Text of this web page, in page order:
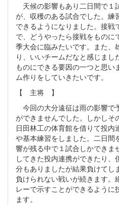
天候の影響もあり二日間で１
が、収穫のある試合でした。練
できるようになりました。接戦
で、どうやったら接戦をものに
季大会に臨みたいです。また、
り、いいチームだなと感じま
ものにできる要因の一つと思い
ム作りをしていきたいです。
【 主将 】
今回の大分遠征は雨の影響で
ができませんでした。しかしそ
日田林工の体育館を借りて投内
や基本練習をしました。二日間
響が残る中で１試合しかできま
してきた投内連携ができたり
分もありましたが結果負けてし
負けられない戦いが続きます
レーで示すことができるように
ます。